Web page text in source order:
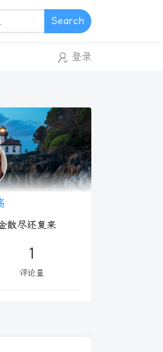
Search
登录
散尽还复来
1
评论量